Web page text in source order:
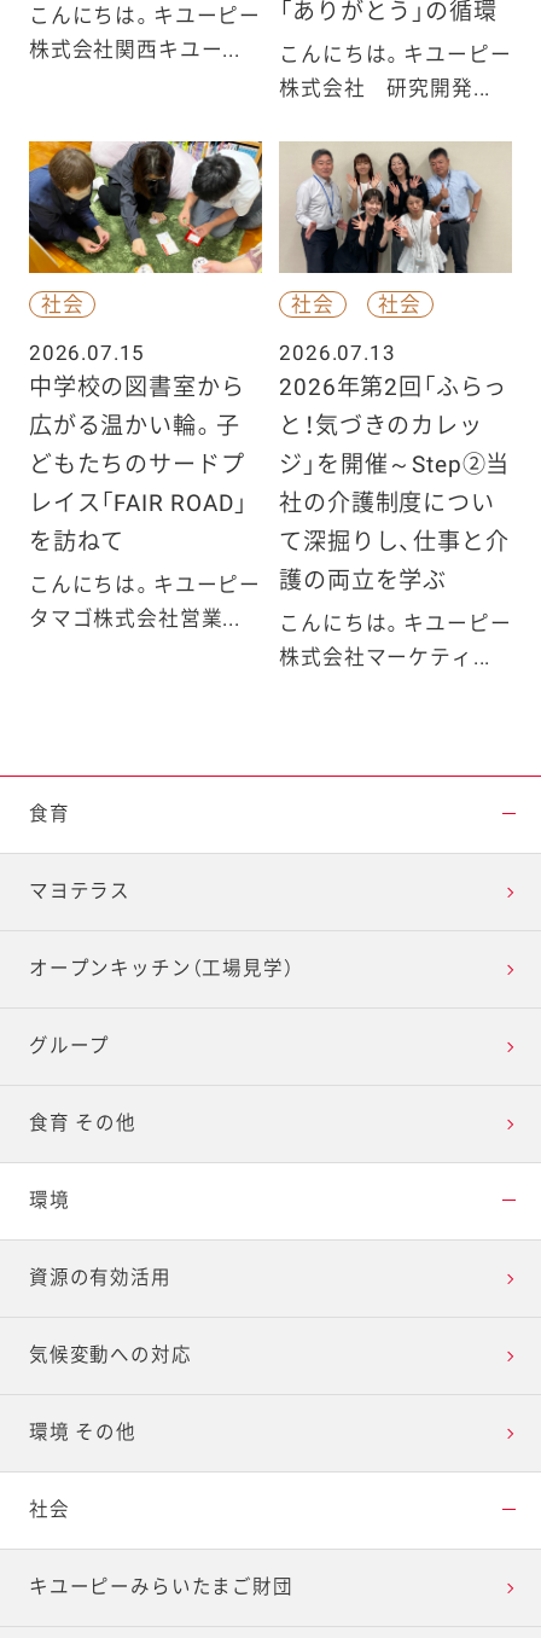
こんにちは。キユーピー
株式会社関西キユー...
「ありがとう」の循環
こんにちは。キユーピー
株式会社 研究開発...
社会
2026.07.15
中学校の図書室から
広がる温かい輪。子
どもたちのサードプ
レイス「FAIR ROAD」
を訪ねて
こんにちは。キユーピー
タマゴ株式会社営業...
社会
社会
2026.07.13
2026年第2回「ふらっ
と！気づきのカレッ
ジ」を開催～Step②当
社の介護制度につい
て深掘りし、仕事と介
護の両立を学ぶ
こんにちは。キユーピー
株式会社マーケティ...
食育
マヨテラス
オープンキッチン（工場見学）
グループ
食育 その他
環境
資源の有効活用
気候変動への対応
環境 その他
社会
キユーピーみらいたまご財団